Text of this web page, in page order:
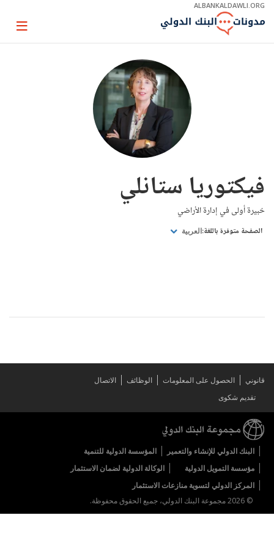
Skip
Main
ALBANKALDAWLI.ORG
Page
فيكتوريا ستانلي
خبيرة أولى في إدارة الأراضي
الصفحة متوفرة باللغة: العربية
قانوني الحصول على المعلومات الوظائف
الاتصال
تقديم شكوى
البنك الدولي للإنشاء والتعمير
المؤسسة الدولية للتنمية
مؤسسة التمويل الدولية
الوكالة الدولية لضمان الاستثمار
المركز الدولي لتسوية منازعات الاستثمار
© 2026 مجموعة البنك الدولي، جميع الحقوق محفوظة.